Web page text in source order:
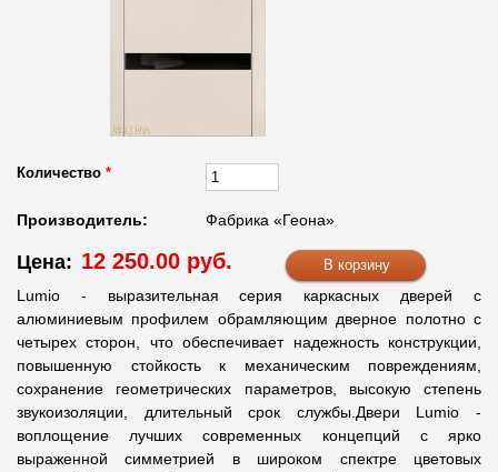
Количество *
Производитель: Фабрика «Геона»
Цена: 12 250.00 руб.
Lumio - выразительная серия каркасных дверей с
алюминиевым профилем обрамляющим дверное полотно с
четырех сторон, что обеспечивает надежность конструкции,
повышенную стойкость к механическим повреждениям,
сохранение геометрических параметров, высокую степень
звукоизоляции, длительный срок службы.Двери Lumio -
воплощение лучших современных концепций с ярко
выраженной симметрией в широком спектре цветовых